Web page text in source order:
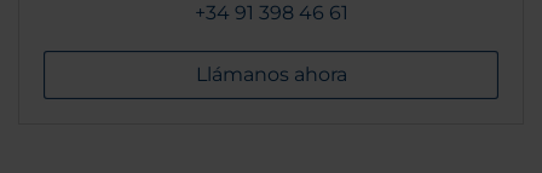
+34 91 398 46 61
Llámanos ahora